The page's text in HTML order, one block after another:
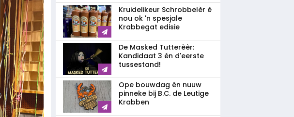
Kruidelikeur Schrobbelèr è
nou ok 'n spesjale
Krabbegat edisie
De Masked Tutterèèr:
Kandidaat 3 én d'eerste
tussestand!
Ope bouwdag én nuuw
pinneke bij B.C. de Leutige
Krabben